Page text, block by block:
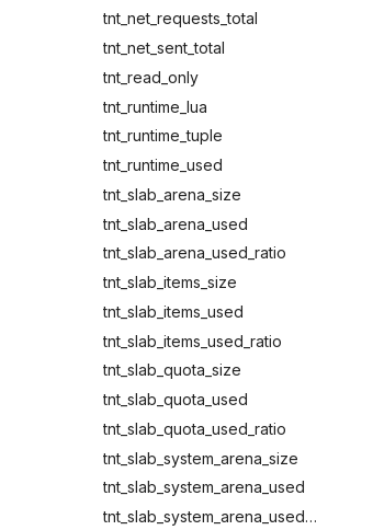
tnt_net_requests_total
tnt_net_sent_total
tnt_read_only
tnt_runtime_lua
tnt_runtime_tuple
tnt_runtime_used
tnt_slab_arena_size
tnt_slab_arena_used
tnt_slab_arena_used_ratio
tnt_slab_items_size
tnt_slab_items_used
tnt_slab_items_used_ratio
tnt_slab_quota_size
tnt_slab_quota_used
tnt_slab_quota_used_ratio
tnt_slab_system_arena_size
tnt_slab_system_arena_used
tnt_slab_system_arena_used_ratio